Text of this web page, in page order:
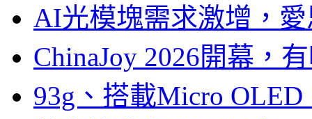
AI光模塊需求激增，
ChinaJoy 2026開幕，
93g、搭載Micro